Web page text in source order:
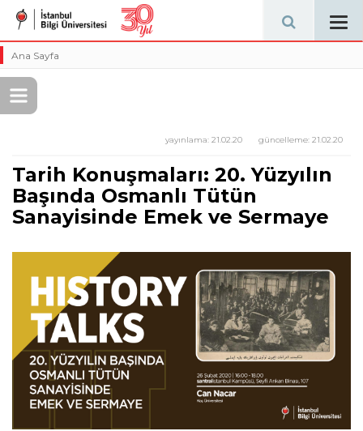
Ana Sayfa
güncelleme: 21.02.20
yayınlama: 21.02.20
Tarih Konuşmaları: 20. Yüzyılın
Başında Osmanlı Tütün
Sanayisinde Emek ve Sermaye